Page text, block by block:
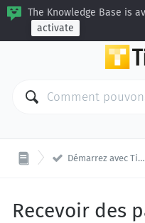
The Knowledge Base is
activate
 Démarrez avec Tickoweb
Recevoir des